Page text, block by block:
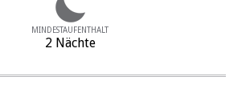
MINDESTAUFENTHALT
2 Nächte